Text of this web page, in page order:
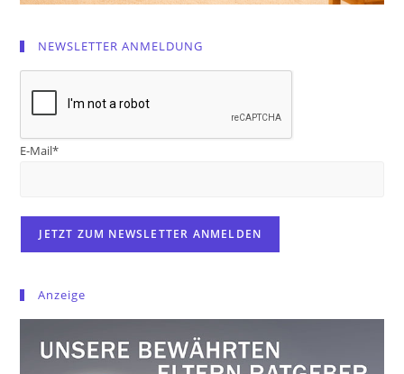
NEWSLETTER ANMELDUNG
E-Mail*
Anzeige